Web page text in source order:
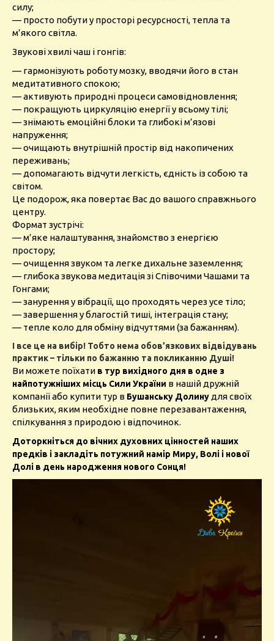
силу;
— просто побути у просторі ресурсності, тепла та
м’якого світла.
Звукові хвилі чаш і гонгів:
— гармонізують роботу мозку, вводячи його в стан
медитативного спокою;
— активують природні процеси самовідновлення;
— покращують циркуляцію енергії у всьому тілі;
— знімають емоційні блоки та глибокі м’язові
напруження;
— очищають внутрішній простір від накопичених
переживань;
— допомагають відчути легкість, єдність із собою та
світом.
Це подорож, яка повертає Вас до вашого справжнього
центру.
Формат зустрічі:
— м’яке налаштування, знайомство з енергією
простору;
— очищення звуком та легке дихальне заземлення;
— глибока звукова медитація зі Співочими Чашами та
Гонгами;
— занурення у вібрації, що проходять через усе тіло;
— завершення у благостій тиші, інтеграція стану;
— тепле коло для обміну відчуттями (за бажанням).
І все це на вибір! Тобто нема обов’язкових відвідувань
практик – тільки по бажанню та покликанню Душі!
Ви можете поїхати в тур вихідного дня в одне з
найпотужніших місць Сили України в нашій дружній
компанії або купити тур в Бушанську Долину для своїх
близьких, яким необхідне повне перезавантаження,
спілкування з природою і відпочинок.
Доторкніться до вічних духовних цінностей наших
предків і закладіть потужний намір Миру, Волі і нової
Долі в день народження нового Сонця!